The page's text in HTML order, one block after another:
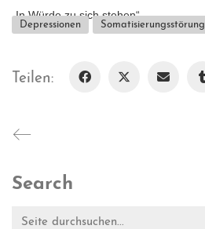
„In Würde zu sich stehen“...
Depressionen Somatisierungsstörung
Teilen:
Search